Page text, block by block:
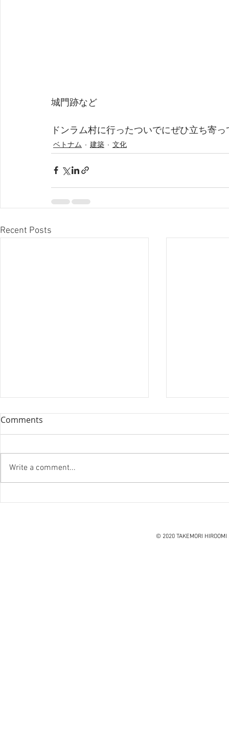
城門跡など
ドンラム村に行ったついでにぜひ立ち寄
ベトナム 建築 文化
Recent Posts
『笑う住宅
Comments
Write a comment...
© 2020 TAKEMORI